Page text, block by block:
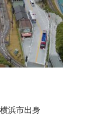
浜市出身